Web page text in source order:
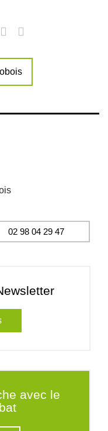
02 98 04 29 47
avec le